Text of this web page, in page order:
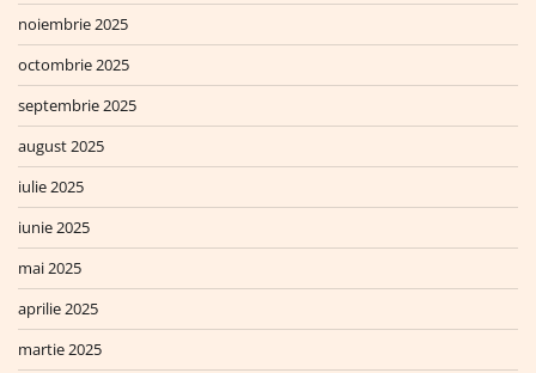
noiembrie 2025
octombrie 2025
septembrie 2025
august 2025
iulie 2025
iunie 2025
mai 2025
aprilie 2025
martie 2025